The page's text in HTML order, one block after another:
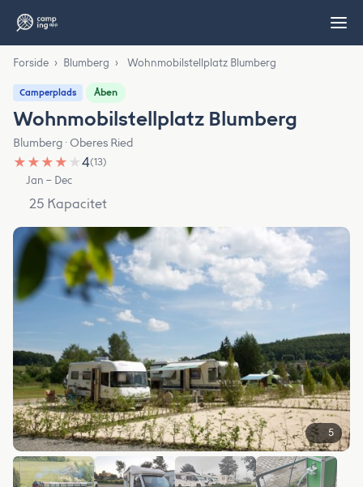
Forside › Blumberg › Wohnmobilstellplatz Blumberg
Camperplads Åben
Wohnmobilstellplatz Blumberg
Blumberg · Oberes Ried
★ ★ ★ ★ ★4(13)
Jan – Dec
25 Kapacitet
5